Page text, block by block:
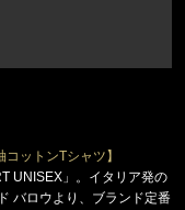
ットンTシャツ】
UNISEX」。イタリア発の
バロウより、ブランド定番